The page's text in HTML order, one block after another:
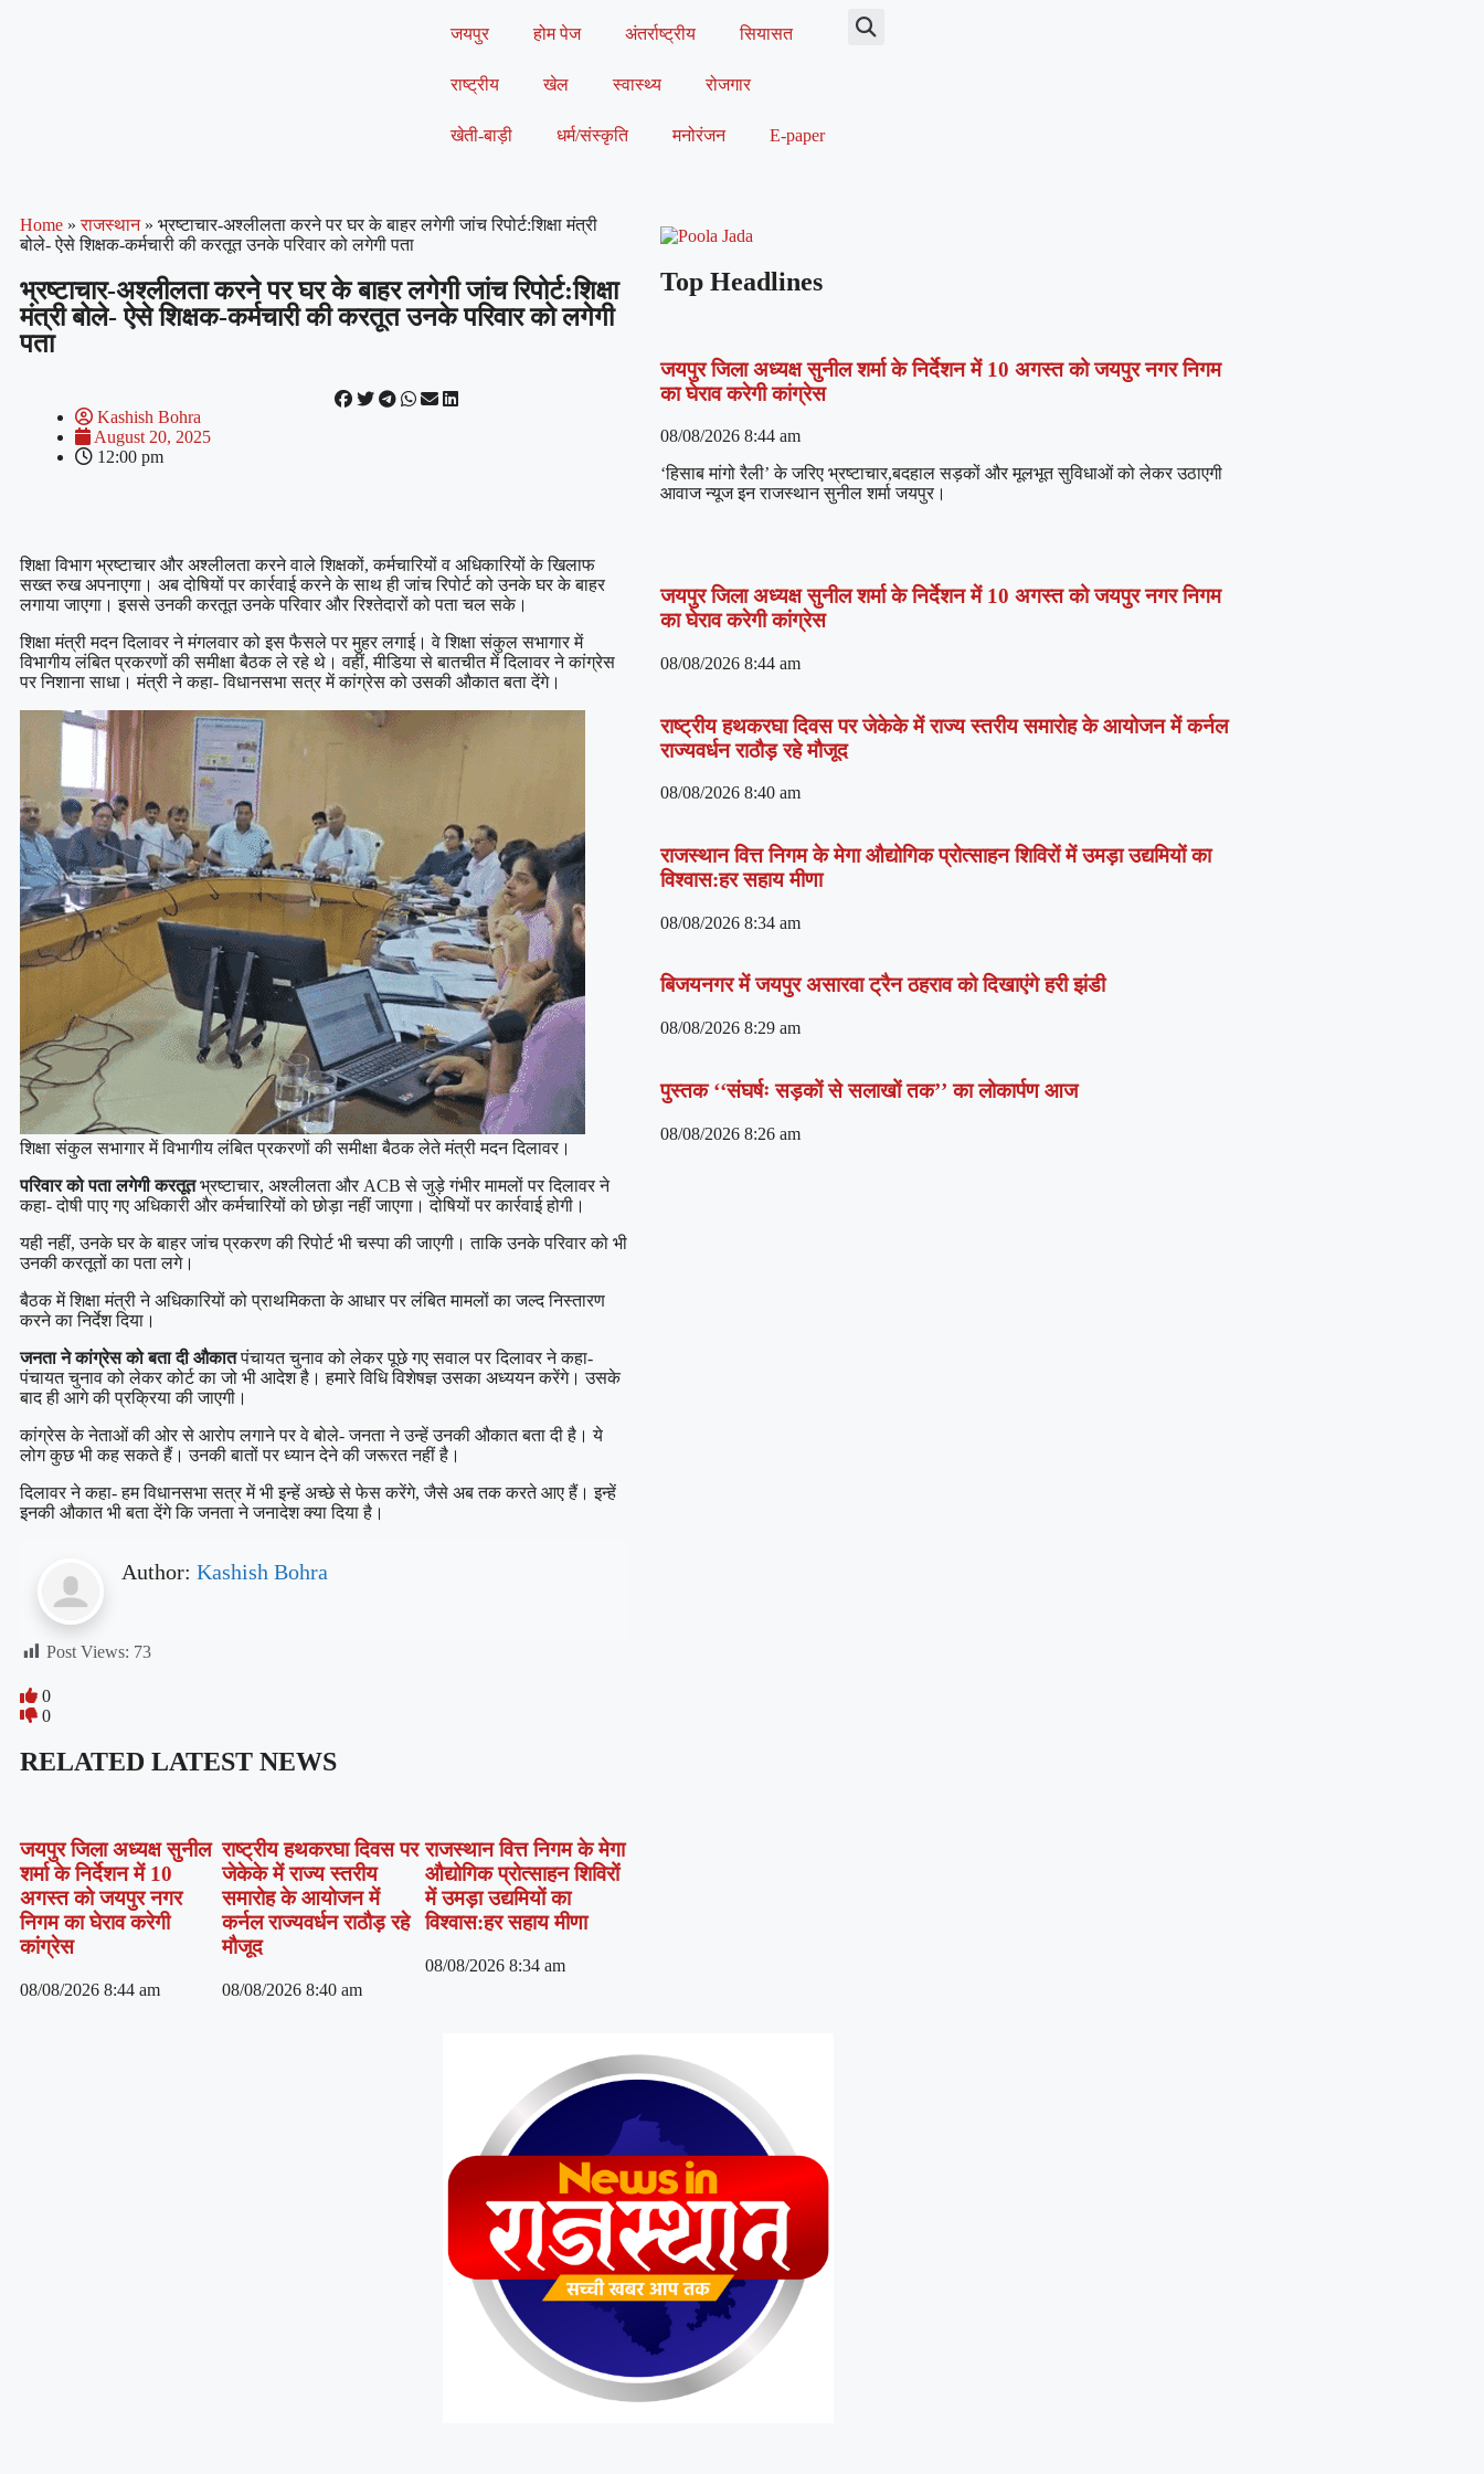
जयपुर होम पेज अंतर्राष्ट्रीय सियासत
राष्ट्रीय खेल स्वास्थ्य रोजगार
खेती-बाड़ी धर्म/संस्कृति मनोरंजन E-paper
Home » राजस्थान » भ्रष्टाचार-अश्लीलता करने पर घर के बाहर लगेगी जांच रिपोर्ट:शिक्षा मंत्री
बोले- ऐसे शिक्षक-कर्मचारी की करतूत उनके परिवार को लगेगी पता
भ्रष्टाचार-अश्लीलता करने पर घर के बाहर लगेगी जांच रिपोर्ट:शिक्षा
मंत्री बोले- ऐसे शिक्षक-कर्मचारी की करतूत उनके परिवार को लगेगी
पता
Kashish Bohra
August 20, 2025
12:00 pm
शिक्षा विभाग भ्रष्टाचार और अश्लीलता करने वाले शिक्षकों, कर्मचारियों व अधिकारियों के खिलाफ
सख्त रुख अपनाएगा। अब दोषियों पर कार्रवाई करने के साथ ही जांच रिपोर्ट को उनके घर के बाहर
लगाया जाएगा। इससे उनकी करतूत उनके परिवार और रिश्तेदारों को पता चल सके।
शिक्षा मंत्री मदन दिलावर ने मंगलवार को इस फैसले पर मुहर लगाई। वे शिक्षा संकुल सभागार में
विभागीय लंबित प्रकरणों की समीक्षा बैठक ले रहे थे। वहीं, मीडिया से बातचीत में दिलावर ने कांग्रेस
पर निशाना साधा। मंत्री ने कहा- विधानसभा सत्र में कांग्रेस को उसकी औकात बता देंगे।
शिक्षा संकुल सभागार में विभागीय लंबित प्रकरणों की समीक्षा बैठक लेते मंत्री मदन दिलावर।
परिवार को पता लगेगी करतूतभ्रष्टाचार, अश्लीलता और ACB से जुड़े गंभीर मामलों पर दिलावर ने
कहा- दोषी पाए गए अधिकारी और कर्मचारियों को छोड़ा नहीं जाएगा। दोषियों पर कार्रवाई होगी।
यही नहीं, उनके घर के बाहर जांच प्रकरण की रिपोर्ट भी चस्पा की जाएगी। ताकि उनके परिवार को भी
उनकी करतूतों का पता लगे।
बैठक में शिक्षा मंत्री ने अधिकारियों को प्राथमिकता के आधार पर लंबित मामलों का जल्द निस्तारण
करने का निर्देश दिया।
जनता ने कांग्रेस को बता दी औकातपंचायत चुनाव को लेकर पूछे गए सवाल पर दिलावर ने कहा-
पंचायत चुनाव को लेकर कोर्ट का जो भी आदेश है। हमारे विधि विशेषज्ञ उसका अध्ययन करेंगे। उसके
बाद ही आगे की प्रक्रिया की जाएगी।
कांग्रेस के नेताओं की ओर से आरोप लगाने पर वे बोले- जनता ने उन्हें उनकी औकात बता दी है। ये
लोग कुछ भी कह सकते हैं। उनकी बातों पर ध्यान देने की जरूरत नहीं है।
दिलावर ने कहा- हम विधानसभा सत्र में भी इन्हें अच्छे से फेस करेंगे, जैसे अब तक करते आए हैं। इन्हें
इनकी औकात भी बता देंगे कि जनता ने जनादेश क्या दिया है।
Author: Kashish Bohra
Post Views: 73
0
0
RELATED LATEST NEWS
जयपुर जिला अध्यक्ष सुनील
शर्मा के निर्देशन में 10
अगस्त को जयपुर नगर
निगम का घेराव करेगी
कांग्रेस
08/08/2026 8:44 am
राष्ट्रीय हथकरघा दिवस पर
जेकेके में राज्य स्तरीय
समारोह के आयोजन में
कर्नल राज्यवर्धन राठौड़ रहे
मौजूद
08/08/20268:40 am
राजस्थान वित्त निगम के मेगा
औद्योगिक प्रोत्साहन शिविरों
में उमड़ा उद्यमियों का
विश्वास:हर सहाय मीणा
08/08/2026 8:34 am
Top Headlines
जयपुर जिला अध्यक्ष सुनील शर्मा के निर्देशन में 10 अगस्त को जयपुर नगर निगम
का घेराव करेगी कांग्रेस
08/08/2026 8:44 am
‘हिसाब मांगो रैली’ के जरिए भ्रष्टाचार,बदहाल सड़कों और मूलभूत सुविधाओं को लेकर उठाएगी
आवाज न्यूज इन राजस्थान सुनील शर्मा जयपुर।
जयपुर जिला अध्यक्ष सुनील शर्मा के निर्देशन में 10 अगस्त को जयपुर नगर निगम
का घेराव करेगी कांग्रेस
08/08/2026 8:44 am
राष्ट्रीय हथकरघा दिवस पर जेकेके में राज्य स्तरीय समारोह के आयोजन में कर्नल
राज्यवर्धन राठौड़ रहे मौजूद
08/08/2026 8:40 am
राजस्थान वित्त निगम के मेगा औद्योगिक प्रोत्साहन शिविरों में उमड़ा उद्यमियों का
विश्वास:हर सहाय मीणा
08/08/2026 8:34 am
बिजयनगर में जयपुर असारवा ट्रैन ठहराव को दिखाएंगे हरी झंडी
08/08/2026 8:29 am
पुस्तक ‘‘संघर्षः सड़कों से सलाखों तक’’ का लोकार्पण आज
08/08/2026 8:26 am